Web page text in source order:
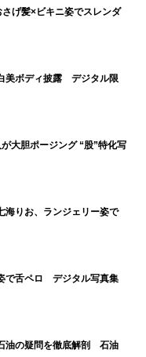
分～
30分～
分～
げ髪×ビキニ姿でスレンダ
美ボディ披露 デジタル限
大胆ポージング “股”特化写
海りお、ランジェリー姿で
で舌ペロ デジタル写真集
油の疑問を徹底解剖 石油